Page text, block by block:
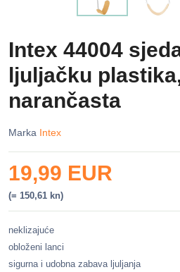
Intex 44004
ljuljačku
narančasta
Marka Intex
19,99 EUR
(= 150,61 kn)
neklizajuće
obloženi lanci
sigurna i udobna zabava ljuljanja